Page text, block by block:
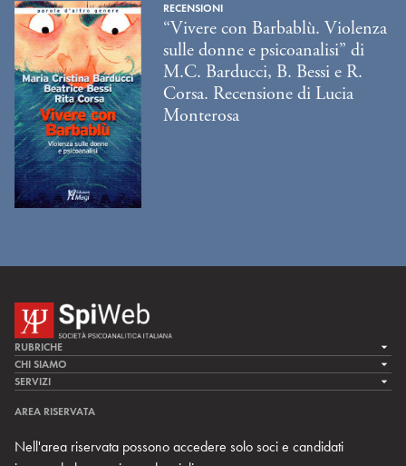
RECENSIONI
“Vivere con Barbablù. Violenza
sulle donne e psicoanalisi” di
M.C. Barducci, B. Bessi e R.
Corsa. Recensione di Lucia
Monterosa
RUBRICHE
LA CURA
LA RICERCA
MULTIMEDIA
CHI SIAMO
LA SPI
TEAM DI SPIWEB
CONTATTI
SERVIZI
ARCHIVIO STORICO
AREA RISERVATA
Nell'area riservata possono accedere solo soci e candidati